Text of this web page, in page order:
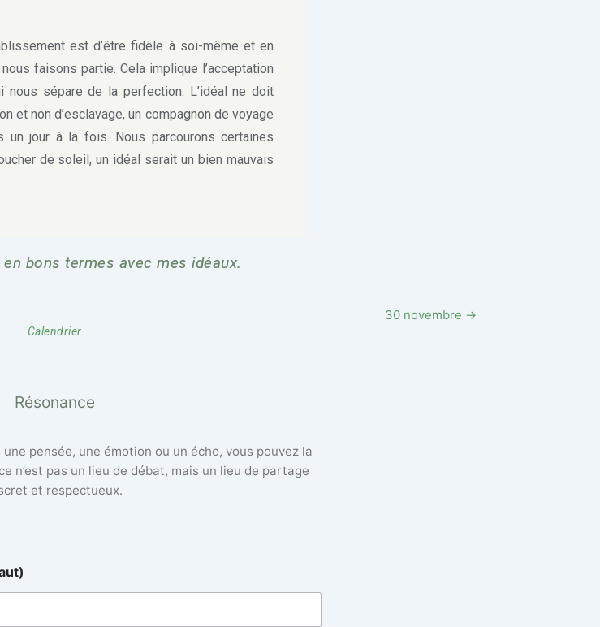
est d’être fidèle à soi-même et en
faisons partie. Cela implique l’acceptation
nous sépare de la perfection. L’idéal ne doit
et non d’esclavage, un compagnon de voyage
un jour à la fois. Nous parcourons certaines
de soleil, un idéal serait un bien mauvais
en bons termes avec mes idéaux.
30 novembre →
Calendrier
Résonance
pensée, une émotion ou un écho, vous pouvez la
n’est pas un lieu de débat, mais un lieu de partage
et respectueux.